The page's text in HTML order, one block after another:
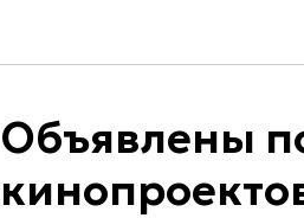
Объявлены